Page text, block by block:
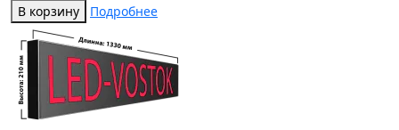
В корзину Подробнее